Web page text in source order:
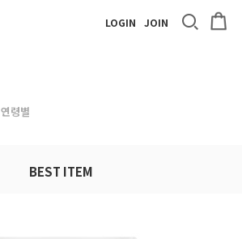
LOGIN JOIN
연령별
BEST ITEM